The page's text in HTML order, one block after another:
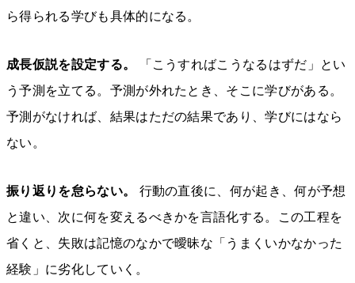
ら得られる学びも具体的になる。
成長仮説を設定する。
「こうすればこうなるはずだ」とい
う予測を立てる。予測が外れたとき、そこに学びがある。
予測がなければ、結果はただの結果であり、学びにはなら
ない。
振り返りを怠らない。
行動の直後に、何が起き、何が予想
と違い、次に何を変えるべきかを言語化する。この工程を
省くと、失敗は記憶のなかで曖昧な「うまくいかなかった
経験」に劣化していく。